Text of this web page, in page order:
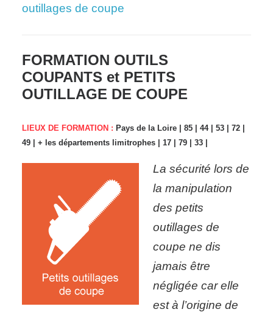
outillages de coupe
FORMATION OUTILS
COUPANTS et PETITS
OUTILLAGE DE COUPE
LIEUX DE FORMATION : Pays de la Loire | 85 | 44 | 53 | 72 |
49 | + les départements limitrophes | 17 | 79 | 33 |
La sécurité lors de
la manipulation
des petits
outillages de
coupe ne dis
jamais être
négligée car elle
est à l’origine de